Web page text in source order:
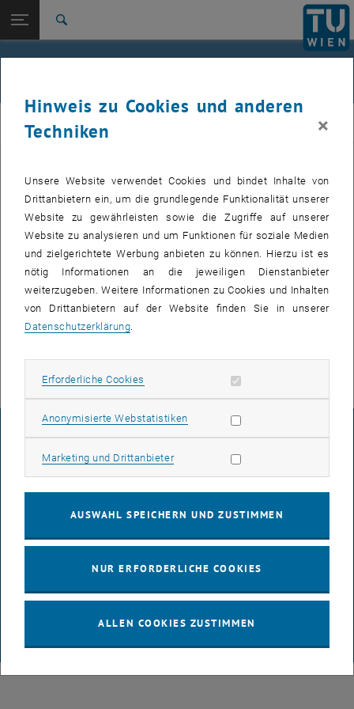
TU Login
Studium
International
Zur 1. Menü Ebene
femTUme
Zurück: Subseiten von femTUme auflisten
Zurück zur letzten Ebene:
femTUme
Jour fixe
femTUme
VERANSTALTUNGEN VOM 17. JULI 2026
Stammtisch 04.08.
04
AUG. 26
04 August 2026 bis
–
ANDERE tba, 1060 Wien
© TU Wien# 65814
IMPRESSUM
BARRIEREFREIHEITSERKLÄRUNG
DATENSCHUTZERKLÄRUNG (PDF)
COOKIEEINSTELLUNGEN
Hinweis zu Cookies und anderen
Techniken
×
Unsere Website verwendet Cookies und bindet Inhalte von
Drittanbietern ein, um die grundlegende Funktionalität unserer
Website zu gewährleisten sowie die Zugriffe auf unserer
Website zu analysieren und um Funktionen für soziale Medien
und zielgerichtete Werbung anbieten zu können. Hierzu ist es
nötig Informationen an die jeweiligen Dienstanbieter
weiterzugeben. Weitere Informationen zu Cookies und Inhalten
von Drittanbietern auf der Website finden Sie in unserer
Datenschutzerklärung.
Erforderliche Cookies Erforderliche Cookies zulassen
Anonymisierte WebstatistikenStatistik Cookies zulassen
Marketing und DrittanbieterMarketing Cookies zulassen
AUSWAHL SPEICHERN UND ZUSTIMMEN
NUR ERFORDERLICHE COOKIES
ALLEN COOKIES ZUSTIMMEN